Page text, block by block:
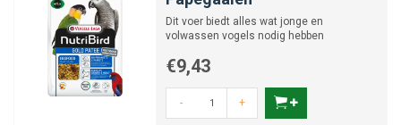
Dit voer biedt alles wat jonge en
volwassen vogels nodig hebben
€9,43
- +